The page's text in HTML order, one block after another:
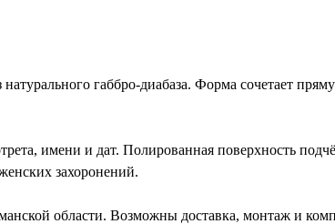
габбро-диабаза. Форма сочетает
имени и дат. Полированная поверхность
захоронений.
области. Возможны доставка, монтаж и